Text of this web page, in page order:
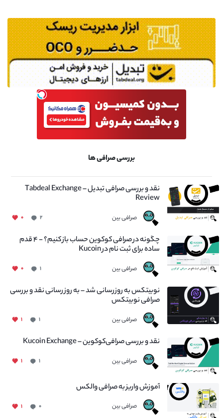
بررسی صرافی ها
نقد و بررسی صرافی تبدیل – Tabdeal Exchange
Review
صرافی بین ۲ ۰
چگونه در صرافی کوکوین حساب باز کنیم؟ - ۴ قدم
ساده برای ثبت نام در Kucoin
صرافی بین ۱ ۰
نوبیتکس به روزرسانی شد – به روز رسانی نقد و بررسی
صرافی نوبیتکس
صرافی بین ۱ ۱
نقد و بررسی صرافی‌کوکوین – Kucoin Exchange
صرافی بین ۱ ۱
آموزش واریز به صرافی والکس
صرافی بین ۰ ۱